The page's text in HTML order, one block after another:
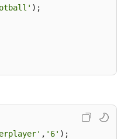
);
, '6' );